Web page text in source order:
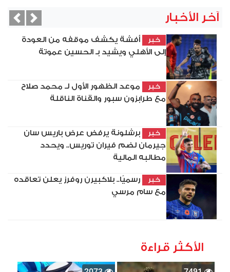
آخر الأخبار
خبر
أفشة يكشف موقفه من العودة
إلى الأهلي ويشيد بـ الحسين عموتة
خبر
موعد الظهور الأول لـ محمد صلاح
مع طرابزون سبور والقناة الناقلة
خبر
برشلونة يرفض عرض باريس سان
جيرمان لضم فيران توريس.. ويحدد
مطالبه المالية
خبر
رسميًا.. بلاكبيرن روفرز يعلن تعاقده
مع سام مرسي
Next
الأكثر قراءة